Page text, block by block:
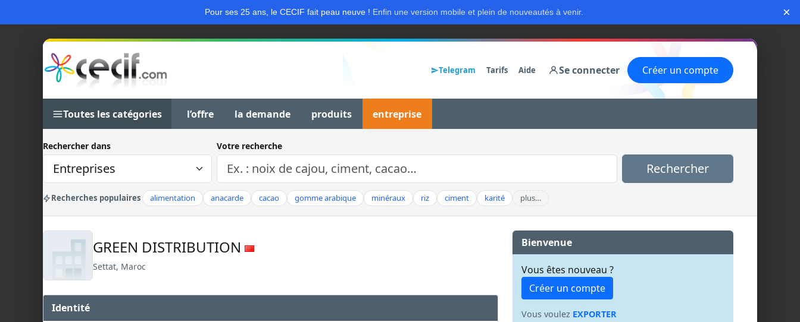
Pour ses 25 ans, le CECIF fait peau neuve ! Enfin une version mobile et plein de nouveautés à venir. ×
Telegram Tarifs Aide Se connecter Créer un compte
Toutes les catégories l’offre la demande produits entreprise
Rechercher dans Votre recherche
Rechercher
Recherches populaires alimentation anacarde cacao gomme arabique minéraux riz ciment karité plus…
GREEN DISTRIBUTION
Settat, Maroc
Identité
Bienvenue
Vous êtes nouveau ?
Créer un compte
Vous voulez EXPORTER